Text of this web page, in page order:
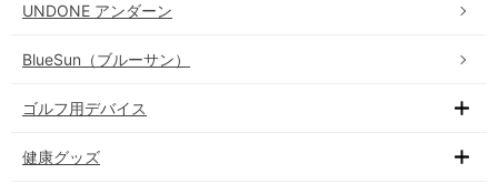
UNDONE アンダーン
BlueSun（ブルーサン）
ゴルフ用デバイス
健康グッズ